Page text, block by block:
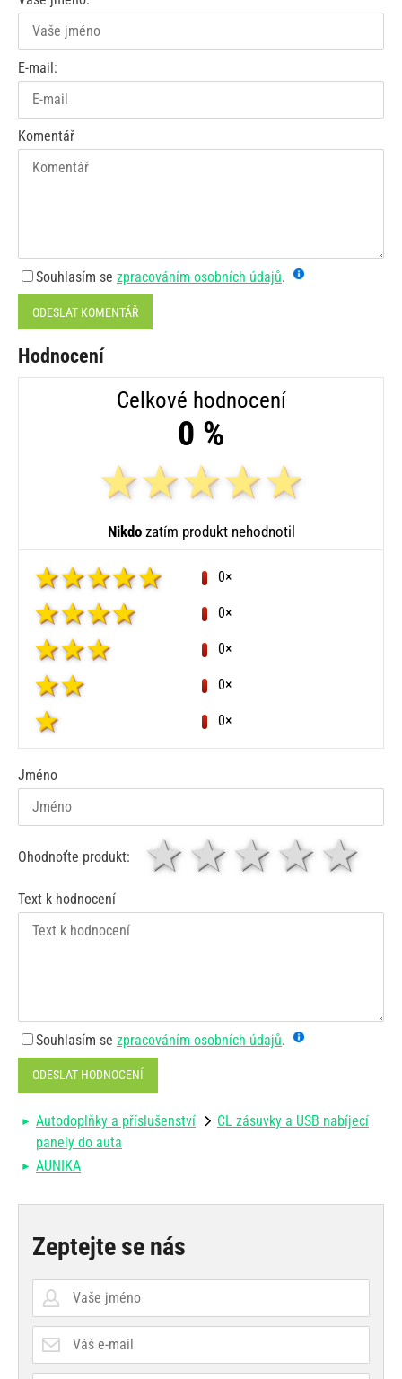
E-mail:
Komentář
Souhlasím se zpracováním osobních údajů.
ODESLAT KOMENTÁŘ
Hodnocení
Celkové hodnocení
0 %
Nikdozatím produkt nehodnotil
0×
0×
0×
0×
0×
Jméno
Ohodnoťte produkt: 4
3
2 hvězdy
1 hvězda
Text k hodnocení
Souhlasím se zpracováním osobních údajů.
ODESLAT HODNOCENÍ
Autodoplňky a příslušenství
CL zásuvky a USB nabíjecí
panely do auta
AUNIKA
Zeptejte se nás